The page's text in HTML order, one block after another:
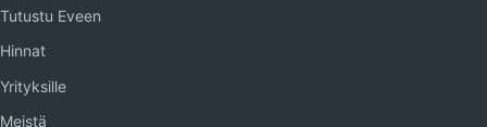
Tutustu Eveen
Hinnat
Yrityksille
Meistä